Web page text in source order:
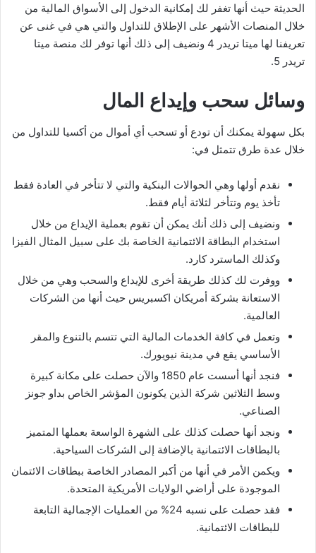
الحديثة حيث أنها تغفر لك إمكانية الدخول إلى الأسواق المالية من
خلال المنصات الأشهر على الإطلاق للتداول والتي هي في غنى عن
تعريفنا لها ميتا تريدر 4 ونضيف إلى ذلك أنها توفر لك منصة ميتا
تريدر 5.
وسائل سحب وإيداع المال
بكل سهولة يمكنك أن تودع أو تسحب أي أموال من أكسيا للتداول من
خلال عدة طرق تتمثل في:
نقدم أولها وهي الحوالات البنكية والتي لا تتأخر في العادة فقط
تأخذ يوم وتتأخر لثلاثة أيام فقط.
ونضيف إلى ذلك أنك يمكن أن تقوم بعملية الإيداع من خلال
استخدام البطاقة الائتمانية الخاصة بك على سبيل المثال الفيزا
وكذلك الماسترد كارد.
ووفرت لك كذلك طريقة أخرى للإيداع والسحب وهي من خلال
الاستعانة بشركة أمريكان اكسبريس حيث أنها من الشركات
العالمية.
وتعمل في كافة الخدمات المالية التي تتسم بالتنوع والمقر
الأساسي يقع في مدينة نيويورك.
فنجد أنها أسست عام 1850 والآن حصلت على مكانة كبيرة
وسط الثلاثين شركة الذين يكونون المؤشر الخاص بداو جونز
الصناعي.
ونجد أنها حصلت كذلك على الشهرة الواسعة بعملها المتميز
بالبطاقات الائتمانية بالإضافة إلى الشركات السياحية.
ويكمن الأمر في أنها من أكبر المصادر الخاصة ببطاقات الائتمان
الموجودة على أراضي الولايات الأمريكية المتحدة.
فقد حصلت على نسبه 24% من العمليات الإجمالية التابعة
للبطاقات الائتمانية.